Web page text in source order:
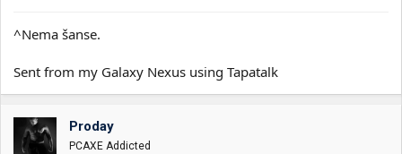
^Nema šanse.
Sent from my Galaxy Nexus using Tapatalk
Proday
PCAXE Addicted